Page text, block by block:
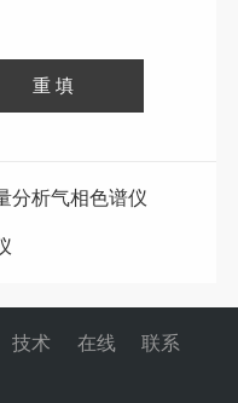
分析气相色谱仪
技术 在线 联系